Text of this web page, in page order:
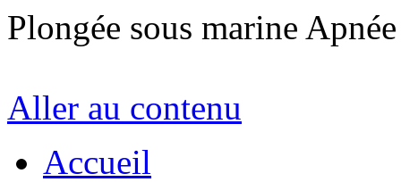
Plongée sous marine
Aller au contenu
Accueil